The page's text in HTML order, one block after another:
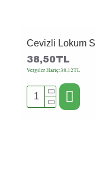
Cevizli Lokum
38,50TL
Vergiler Hariç:38,12TL